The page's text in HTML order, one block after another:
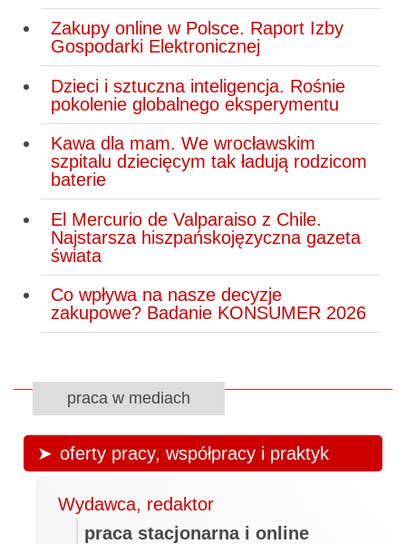
Zakupy online w Polsce. Raport Izby
Gospodarki Elektronicznej
Dzieci i sztuczna inteligencja. Rośnie
pokolenie globalnego eksperymentu
Kawa dla mam. We wrocławskim
szpitalu dziecięcym tak ładują rodzicom
baterie
El Mercurio de Valparaiso z Chile.
Najstarsza hiszpańskojęzyczna gazeta
świata
Co wpływa na nasze decyzje
zakupowe? Badanie KONSUMER 2026
praca w mediach
oferty pracy, współpracy i praktyk
Wydawca, redaktor
praca stacjonarna i online